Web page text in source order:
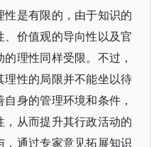
是有限的，由于知识的
价值观的导向性以及官
理性同样受限。不过，
性的局限并不能坐以待
身的管理环境和条件，
从而提升其行政活动的
通过专家意见拓展知识